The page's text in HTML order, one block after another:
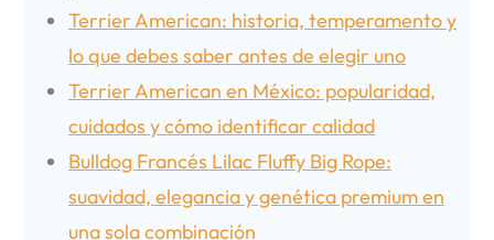
Terrier American: historia, temperamento y
lo que debes saber antes de elegir uno
Terrier American en México: popularidad,
cuidados y cómo identificar calidad
Bulldog Francés Lilac Fluffy Big Rope:
suavidad, elegancia y genética premium en
una sola combinación